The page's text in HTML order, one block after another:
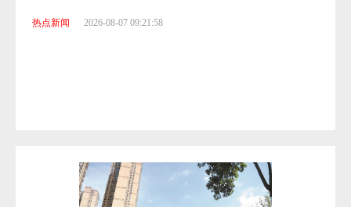
热点新闻 2026-08-07 09:21:58